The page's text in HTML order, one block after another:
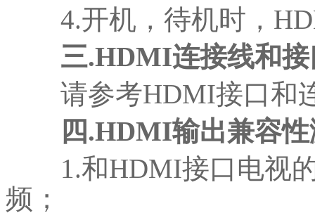
4.开机，待机时，
三.HDMI连接线和接
请参考HDMI接口和
四.HDMI输出兼容
1.和HDMI接口电视的
频；